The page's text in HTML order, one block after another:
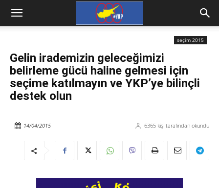
seçim 2015
Gelin irademizin geleceğimizi
belirleme gücü haline gelmesi için
seçime katılmayın ve YKP’ye bilinçli
destek olun
6365 kişi tarafından okundu
14/04/2015